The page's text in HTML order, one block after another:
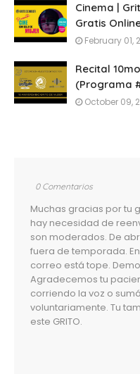
Cinema |
Gratis
February 01,
Recital
(Programa
October 09,
0 Comentarios
Muchas gracias por tu
hay necesidad de
son moderados. De
fuera de temporada.
correo está tope.
Agradecemos tu
corriendo la voz o
voluntariamente. Tu
este GRITO.